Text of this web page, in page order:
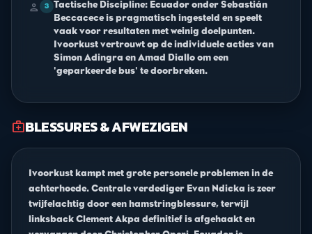
person 3
Tactische Discipline: Ecuador onder Sebastián
Beccacece is pragmatisch ingesteld en speelt
vaak voor resultaten met weinig doelpunten.
Ivoorkust vertrouwt op de individuele acties van
Simon Adingra en Amad Diallo om een
'geparkeerde bus' te doorbreken.
medical_servicesBLESSURES & AFWEZIGEN
Ivoorkust kampt met grote personele problemen in de
achterhoede. Centrale verdediger Evan Ndicka is zeer
twijfelachtig door een hamstringblessure, terwijl
linksback Clement Akpa definitief is afgehaakt en